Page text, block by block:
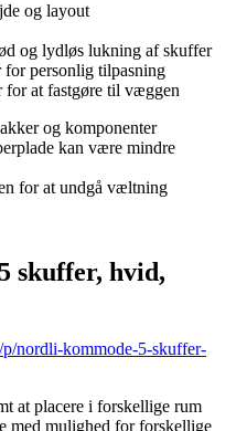
og layout
og lydløs lukning af skuffer
personlig tilpasning
for at fastgøre til væggen
og komponenter
kan være mindre
for at undgå væltning
skuffer, hvid,
nordli-kommode-5-skuffer-
at placere i forskellige rum
med mulighed for forskellige